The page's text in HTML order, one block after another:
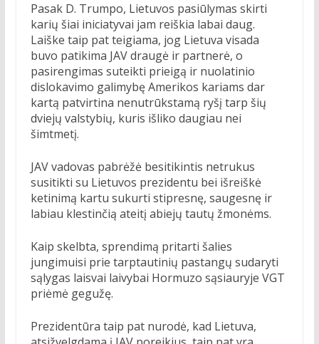
Pasak D. Trumpo, Lietuvos pasiūlymas skirti
karių šiai iniciatyvai jam reiškia labai daug.
Laiške taip pat teigiama, jog Lietuva visada
buvo patikima JAV draugė ir partnerė, o
pasirengimas suteikti prieigą ir nuolatinio
dislokavimo galimybę Amerikos kariams dar
kartą patvirtina nenutrūkstamą ryšį tarp šių
dviejų valstybių, kuris išliko daugiau nei
šimtmetį.
JAV vadovas pabrėžė besitikintis netrukus
susitikti su Lietuvos prezidentu bei išreiškė
ketinimą kartu sukurti stipresnę, saugesnę ir
labiau klestinčią ateitį abiejų tautų žmonėms.
Kaip skelbta, sprendimą pritarti šalies
jungimuisi prie tarptautinių pastangų sudaryti
sąlygas laisvai laivybai Hormuzo sąsiauryje VGT
priėmė gegužę.
Prezidentūra taip pat nurodė, kad Lietuva,